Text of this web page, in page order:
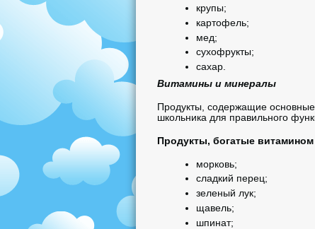
крупы;
картофель;
мед;
сухофрукты;
сахар.
Витамины и минералы
Продукты, содержащие
школьника для правильного
Продукты, богатые
морковь;
сладкий перец;
зеленый лук;
щавель;
шпинат;